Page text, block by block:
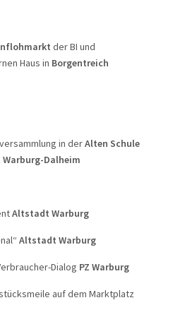
der BI und
Haus in Borgentreich
in derAlten Schule
Dalheim
Altstadt Warburg
Altstadt Warburg
Dialog PZ Warburg
auf dem Marktplatz